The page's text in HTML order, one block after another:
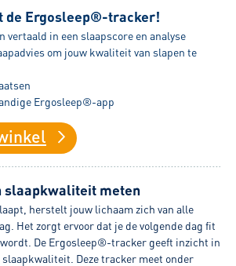
de Ergosleep®-tracker!
vertaald in een slaapscore en analyse
om jouw kwaliteit van slapen te
Ergosleep®-app
slaapkwaliteit meten
herstelt jouw lichaam zich van alle
Het zorgt ervoor dat je de volgende dag fit
De Ergosleep®-tracker geeft inzicht in
Deze tracker meet onder